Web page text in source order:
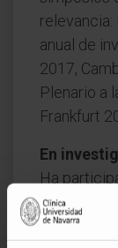
anual de
2017,
Plenario a
Frankfurt
En
Ha
170